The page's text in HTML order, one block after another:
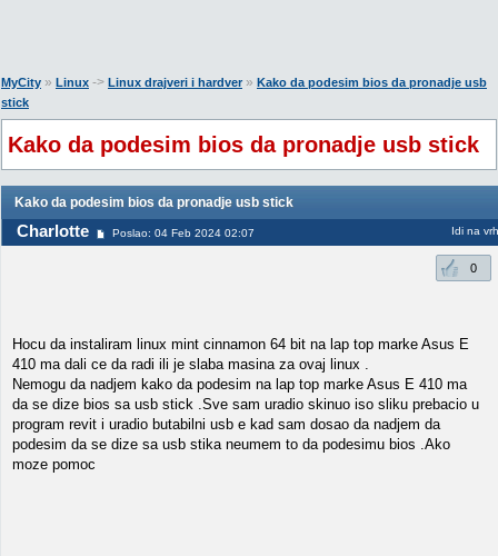
MyCity » Linux -> Linux drajveri i hardver » Kako da podesim bios da pronadje usb
stick
Kako da podesim bios da pronadje usb stick
Kako da podesim bios da pronadje usb stick
Charlotte Poslao: 04 Feb 2024 02:07 Idi na vrh
0
Hocu da instaliram linux mint cinnamon 64 bit na lap top marke Asus E
410 ma dali ce da radi ili je slaba masina za ovaj linux .
Nemogu da nadjem kako da podesim na lap top marke Asus E 410 ma
da se dize bios sa usb stick .Sve sam uradio skinuo iso sliku prebacio u
program revit i uradio butabilni usb e kad sam dosao da nadjem da
podesim da se dize sa usb stika neumem to da podesimu bios .Ako
moze pomoc